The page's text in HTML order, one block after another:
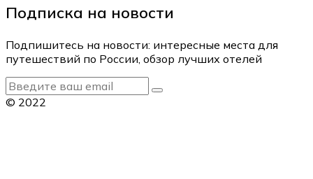
Подписка на новости
Подпишитесь на новости: интересные места для
путешествий по России, обзор лучших отелей
© 2022